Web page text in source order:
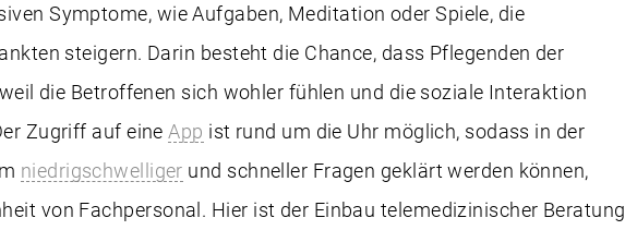
Symptome, wie Aufgaben, Meditation oder Spiele, die
steigern. Darin besteht die Chance, dass Pflegenden der
die Betroffenen sich wohler fühlen und die soziale Interaktion
Zugriff auf eine App ist rund um die Uhr möglich, sodass in der
niedrigschwelliger und schneller Fragen geklärt werden können,
von Fachpersonal. Hier ist der Einbau telemedizinischer Beratung